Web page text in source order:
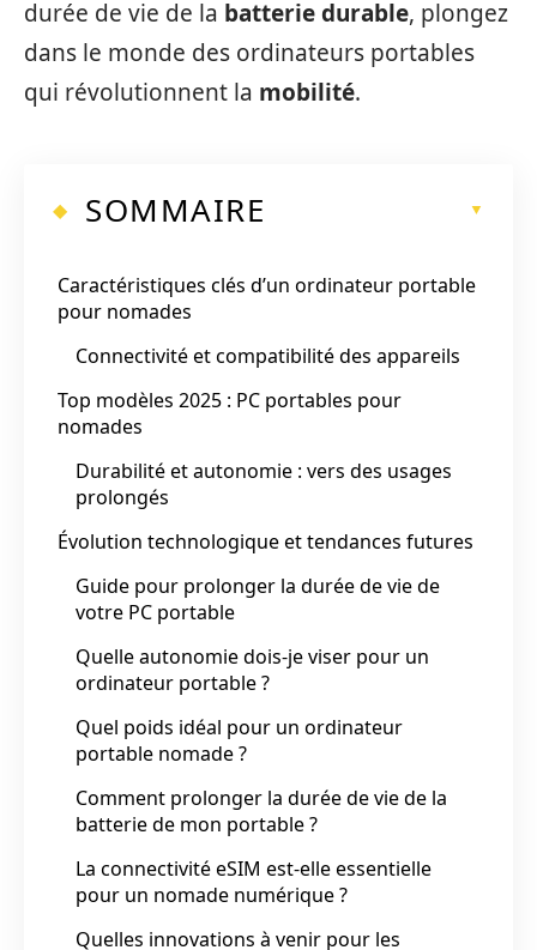
durée de vie de la batterie durable, plongez
dans le monde des ordinateurs portables
qui révolutionnent la mobilité.
SOMMAIRE
Caractéristiques clés d’un ordinateur portable
pour nomades
Connectivité et compatibilité des appareils
Top modèles 2025 : PC portables pour
nomades
Durabilité et autonomie : vers des usages
prolongés
Évolution technologique et tendances futures
Guide pour prolonger la durée de vie de
votre PC portable
Quelle autonomie dois-je viser pour un
ordinateur portable ?
Quel poids idéal pour un ordinateur
portable nomade ?
Comment prolonger la durée de vie de la
batterie de mon portable ?
La connectivité eSIM est-elle essentielle
pour un nomade numérique ?
Quelles innovations à venir pour les